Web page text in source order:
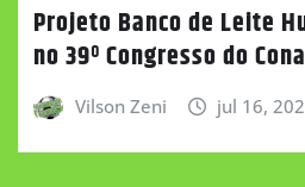
Projeto Banco de Leite
no 39º Congresso do
Vilson Zeni jul 16,